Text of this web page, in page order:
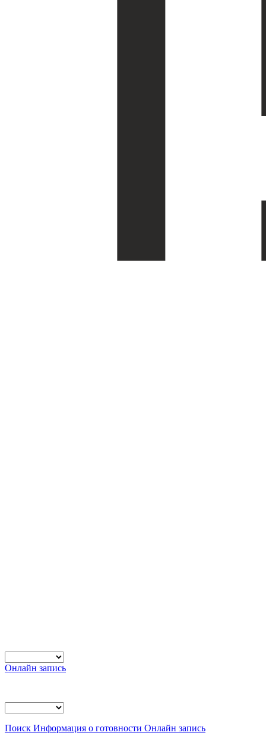
Онлайн запись
Поиск Информация о готовности Онлайн запись